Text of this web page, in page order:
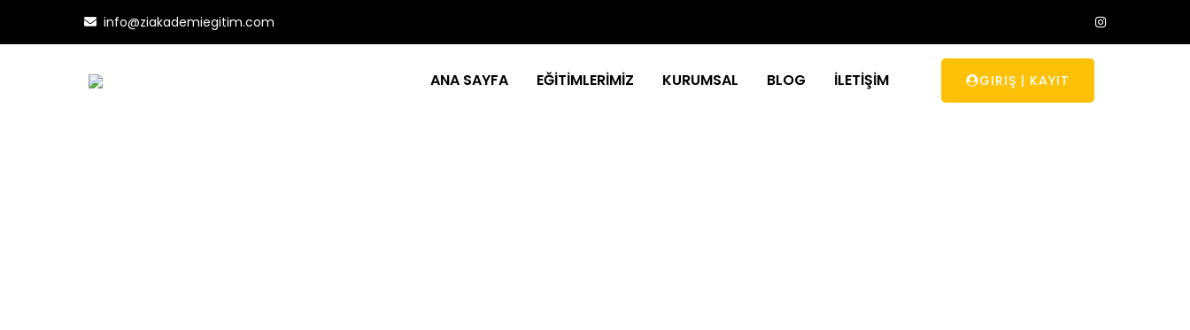
info@ziakademiegitim.com
ANA SAYFA EĞİTİMLERİMİZ KURUMSAL BLOG İLETİŞİM GIRIŞ | KAYIT